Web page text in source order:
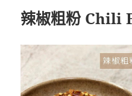
辣椒粗粉 Chili